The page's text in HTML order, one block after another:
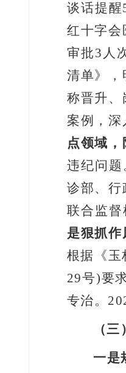
谈话提醒
红十字会
审批3 人
清单》，
称晋升、
案例，深
点领域，
违纪问题
诊部、行
联合监督
是狠抓作
根据《玉
29号)要
专治。
（三
一是